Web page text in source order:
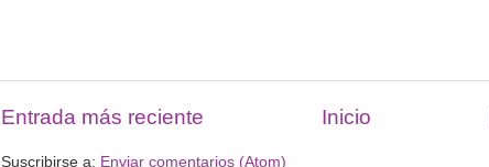
Entrada más reciente Inicio
Suscribirse a: Enviar comentarios (Atom)